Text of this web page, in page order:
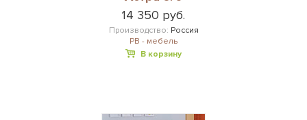
14 350 руб.
Производство: Россия
РВ - мебель
В корзину